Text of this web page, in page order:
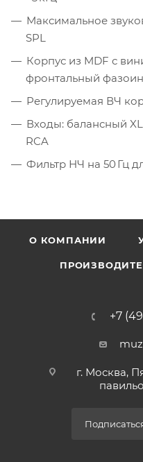
Максимальное
SPL
Корпус из MDF с
фронтальный
Регулируемая ВЧ
Входы: балансный
RCA
Фильтр НЧ на 50 Гц
О КОМПАНИИ
+7
г. Москва,